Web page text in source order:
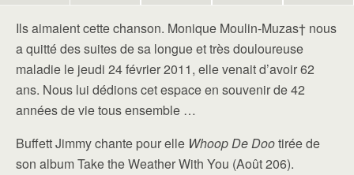
Ils aimaient cette chanson. Monique Moulin-Muzas† nous
a quitté des suites de sa longue et très douloureuse
maladie le jeudi 24 février 2011, elle venait d’avoir 62
ans. Nous lui dédions cet espace en souvenir de 42
années de vie tous ensemble …
Buffett Jimmy chante pour elle Whoop De Dootirée de
son album Take the Weather With You (Août 206).